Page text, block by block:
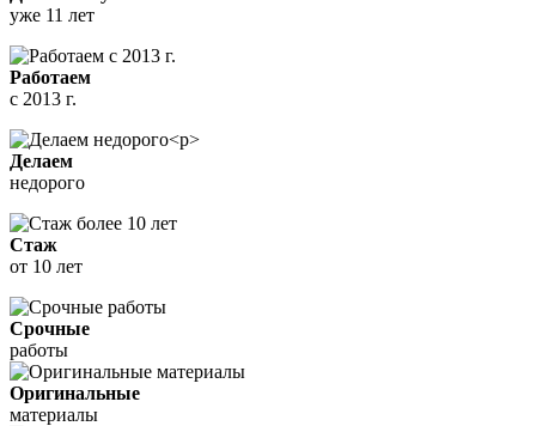
уже 11 лет
Работаем
с 2013 г.
Делаем
недорого
Стаж
от 10 лет
Срочные
работы
Оригинальные
материалы